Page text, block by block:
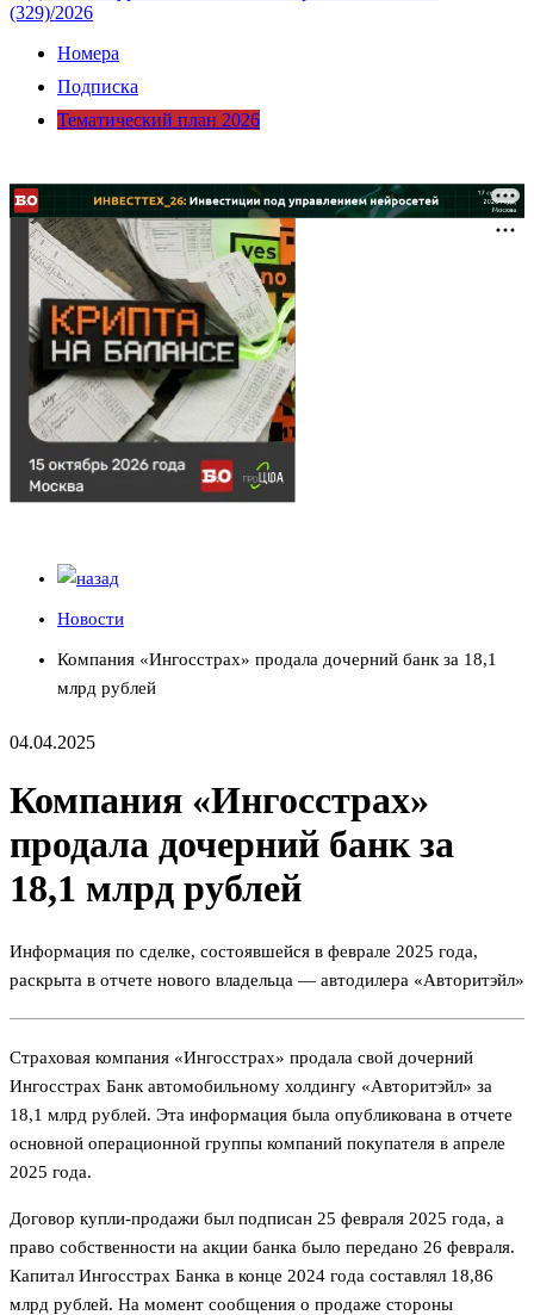
Номера
Подписка
Тематический план 2026
Новости
Компания «Ингосстрах» продала дочерний банк за 18,1
млрд рублей
04.04.2025
Компания «Ингосстрах»
продала дочерний банк за
18,1 млрд рублей
Информация по сделке, состоявшейся в феврале 2025 года,
раскрыта в отчете нового владельца — автодилера «Авторитэйл»
Страховая компания «Ингосстрах» продала свой дочерний
Ингосстрах Банк автомобильному холдингу «Авторитэйл» за
18,1 млрд рублей. Эта информация была опубликована в отчете
основной операционной группы компаний покупателя в апреле
2025 года.
Договор купли-продажи был подписан 25 февраля 2025 года, а
право собственности на акции банка было передано 26 февраля.
Капитал Ингосстрах Банка в конце 2024 года составлял 18,86
млрд рублей. На момент сообщения о продаже стороны